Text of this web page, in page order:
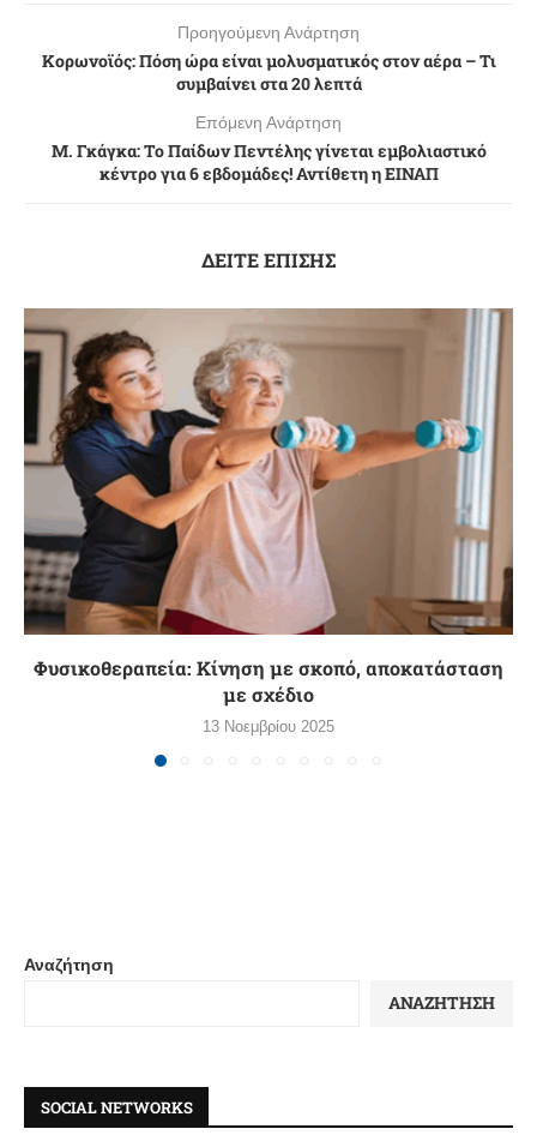
Προηγούμενη Ανάρτηση
Κορωνοϊός: Πόση ώρα είναι μολυσματικός στον αέρα – Τι
συμβαίνει στα 20 λεπτά
Επόμενη Ανάρτηση
Μ. Γκάγκα: Το Παίδων Πεντέλης γίνεται εμβολιαστικό
κέντρο για 6 εβδομάδες! Αντίθετη η ΕΙΝΑΠ
ΔΕΙΤΕ ΕΠΙΣΗΣ
Φυσικοθεραπεία: Κίνηση με σκοπό, αποκατάσταση
με σχέδιο
13 Νοεμβρίου 2025
Αναζήτηση
ΑΝΑΖΉΤΗΣΗ
SOCIAL NETWORKS